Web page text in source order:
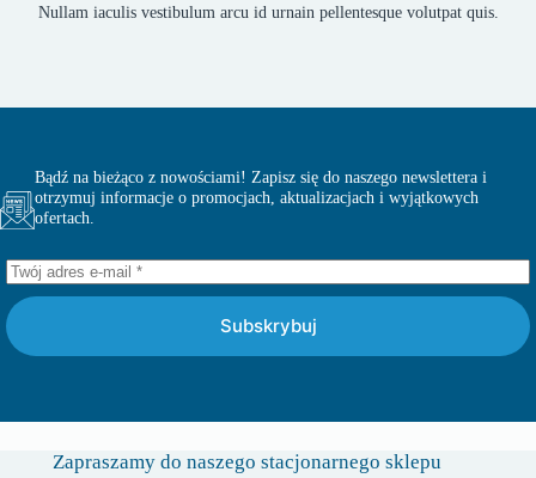
Nullam iaculis vestibulum arcu id urnain pellentesque volutpat quis.
Bądź na bieżąco z nowościami! Zapisz się do naszego newslettera i
otrzymuj informacje o promocjach, aktualizacjach i wyjątkowych
ofertach.
Subskrybuj
Zapraszamy do naszego stacjonarnego sklepu